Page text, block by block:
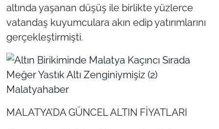
altında yaşanan düşüş ile birlikte yüzlerce
vatandaş kuyumculara akın edip yatırımlarını
gerçekleştirmişti.
MALATYA’DA GÜNCEL ALTIN FİYATLARI